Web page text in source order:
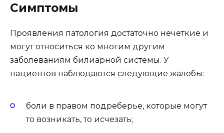
Симптомы
Проявления патология достаточно нечеткие и
могут относиться ко многим другим
заболеваниям билиарной системы. У
пациентов наблюдаются следующие жалобы:
боли в правом подреберье, которые могут
то возникать, то исчезать;